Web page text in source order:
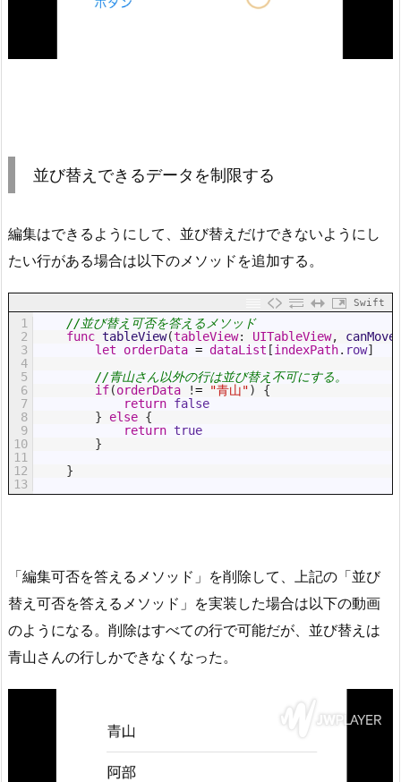
並び替えできるデータを制限する
編集はできるようにして、並び替えだけできないようにし
たい行がある場合は以下のメソッドを追加する。
Swift
1
2
3
4
5
6
7
8
9
10
11
12
13
//並び替え可否を答えるメソッド
func tableView(tableView: UITableView,
let
orderData = dataList [indexPath. row]
//青山さん以外の行は並び替え不可にする。
if(orderData != "青山")
{
return false
}
else {
return true
}
}
「編集可否を答えるメソッド」を削除して、上記の「並び
替え可否を答えるメソッド」を実装した場合は以下の動画
のようになる。削除はすべての行で可能だが、並び替えは
青山さんの行しかできなくなった。